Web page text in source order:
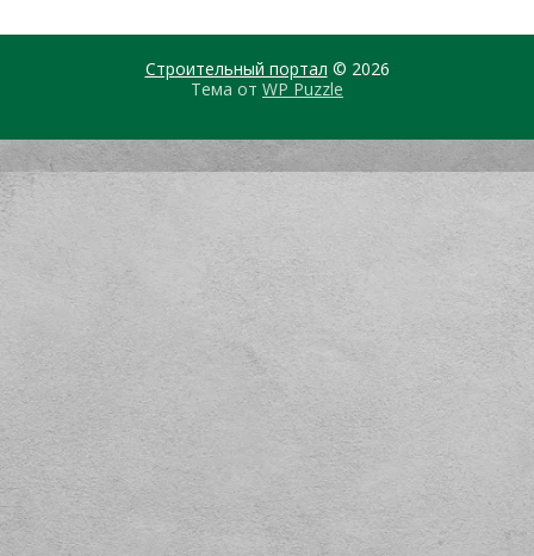
Строительный портал © 2026
Тема от WP Puzzle